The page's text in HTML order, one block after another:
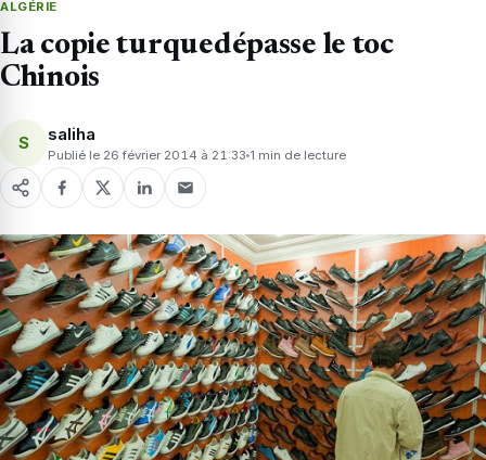
ALGÉRIE
La copie turquedépasse le toc
Chinois
S saliha
Publié le 26 février 2014 à 21:33 1 min de lecture